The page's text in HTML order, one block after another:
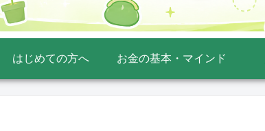
はじめての方へ お金の基本・マインド